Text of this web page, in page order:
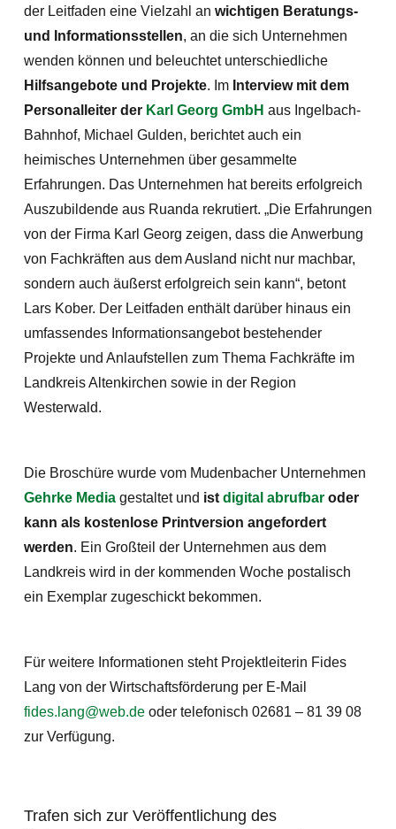
der Leitfaden eine Vielzahl an wichtigen Beratungs-
und Informationsstellen, an die sich Unternehmen
wenden können und beleuchtet unterschiedliche
Hilfsangebote und Projekte. Im Interview mit dem
Personalleiter der Karl Georg GmbH aus Ingelbach-
Bahnhof, Michael Gulden, berichtet auch ein
heimisches Unternehmen über gesammelte
Erfahrungen. Das Unternehmen hat bereits erfolgreich
Auszubildende aus Ruanda rekrutiert. „Die Erfahrungen
von der Firma Karl Georg zeigen, dass die Anwerbung
von Fachkräften aus dem Ausland nicht nur machbar,
sondern auch äußerst erfolgreich sein kann“, betont
Lars Kober. Der Leitfaden enthält darüber hinaus ein
umfassendes Informationsangebot bestehender
Projekte und Anlaufstellen zum Thema Fachkräfte im
Landkreis Altenkirchen sowie in der Region
Westerwald.
Die Broschüre wurde vom Mudenbacher Unternehmen
Gehrke Media gestaltet und ist digital abrufbar oder
kann als kostenlose Printversion angefordert
werden. Ein Großteil der Unternehmen aus dem
Landkreis wird in der kommenden Woche postalisch
ein Exemplar zugeschickt bekommen.
Für weitere Informationen steht Projektleiterin Fides
Lang von der Wirtschaftsförderung per E-Mail
fides.lang@web.de oder telefonisch 02681 – 81 39 08
zur Verfügung.
Trafen sich zur Veröffentlichung des